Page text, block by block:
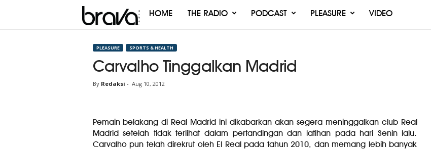
Brava
HOME THE RADIO PODCAST PLEASURE VIDEO
PLEASURE SPORTS & HEALTH
Carvalho Tinggalkan Madrid
By Redaksi - Aug 10, 2012
Pemain belakang di Real Madrid ini dikabarkan akan segera meninggalkan club Real
Madrid setelah tidak terlihat dalam pertandingan dan latihan pada hari Senin lalu.
Carvalho pun telah direkrut oleh El Real pada tahun 2010, dan memang lebih banyak